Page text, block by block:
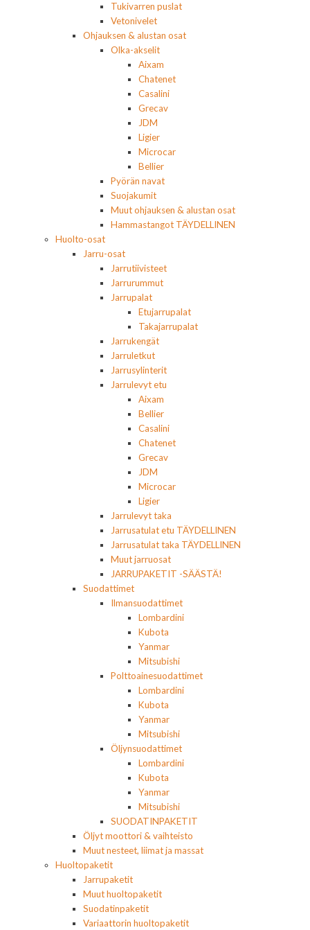
Tukivarren puslat
Vetonivelet
Ohjauksen & alustan osat
Olka-akselit
Aixam
Chatenet
Casalini
Grecav
JDM
Ligier
Microcar
Bellier
Pyörän navat
Suojakumit
Muut ohjauksen & alustan osat
Hammastangot TÄYDELLINEN
Huolto-osat
Jarru-osat
Jarrutiivisteet
Jarrurummut
Jarrupalat
Etujarrupalat
Takajarrupalat
Jarrukengät
Jarruletkut
Jarrusylinterit
Jarrulevyt etu
Aixam
Bellier
Casalini
Chatenet
Grecav
JDM
Microcar
Ligier
Jarrulevyt taka
Jarrusatulat etu TÄYDELLINEN
Jarrusatulat taka TÄYDELLINEN
Muut jarruosat
JARRUPAKETIT -SÄÄSTÄ!
Suodattimet
Ilmansuodattimet
Lombardini
Kubota
Yanmar
Mitsubishi
Polttoainesuodattimet
Lombardini
Kubota
Yanmar
Mitsubishi
Öljynsuodattimet
Lombardini
Kubota
Yanmar
Mitsubishi
SUODATINPAKETIT
Öljyt moottori & vaihteisto
Muut nesteet, liimat ja massat
Huoltopaketit
Jarrupaketit
Muut huoltopaketit
Suodatinpaketit
Variaattorin huoltopaketit